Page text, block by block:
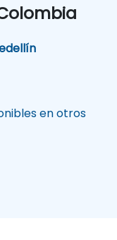
en otros